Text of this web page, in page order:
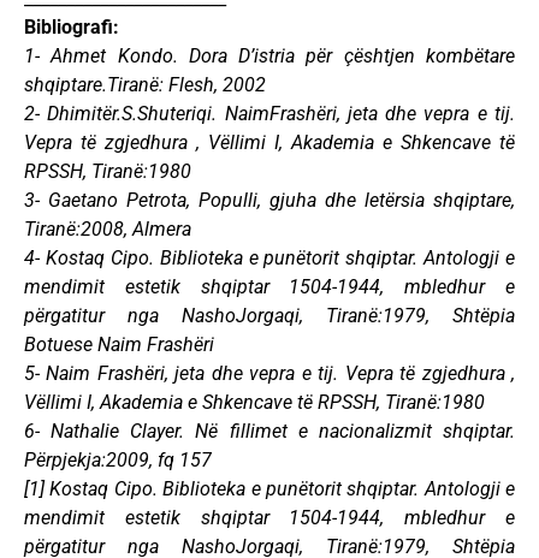
Bibliografi:
1- Ahmet Kondo. Dora D’istria për çështjen kombëtare
shqiptare.Tiranë: Flesh, 2002
2- Dhimitër.S.Shuteriqi. NaimFrashëri, jeta dhe vepra e tij.
Vepra të zgjedhura , Vëllimi I, Akademia e Shkencave të
RPSSH, Tiranë:1980
3- Gaetano Petrota, Populli, gjuha dhe letërsia shqiptare,
Tiranë:2008, Almera
4- Kostaq Cipo. Biblioteka e punëtorit shqiptar. Antologji e
mendimit estetik shqiptar 1504-1944, mbledhur e
përgatitur nga NashoJorgaqi, Tiranë:1979, Shtëpia
Botuese Naim Frashëri
5- Naim Frashëri, jeta dhe vepra e tij. Vepra të zgjedhura ,
Vëllimi I, Akademia e Shkencave të RPSSH, Tiranë:1980
6- Nathalie Clayer. Në fillimet e nacionalizmit shqiptar.
Përpjekja:2009, fq 157
[1] Kostaq Cipo. Biblioteka e punëtorit shqiptar. Antologji e
mendimit estetik shqiptar 1504-1944, mbledhur e
përgatitur nga NashoJorgaqi, Tiranë:1979, Shtëpia